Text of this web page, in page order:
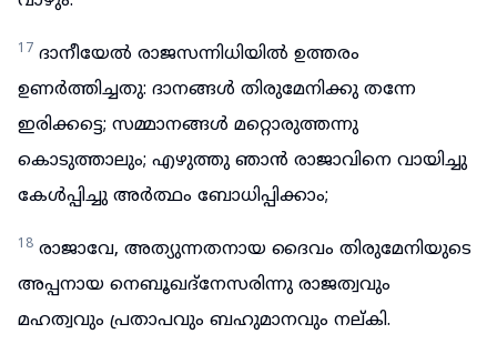
17 ദാനീയേൽ രാജസന്നിധിയിൽ ഉത്തരം
ഉണർത്തിച്ചതു: ദാനങ്ങൾ തിരുമേനിക്കു തന്നേ
ഇരിക്കട്ടെ; സമ്മാനങ്ങൾ മറ്റൊരുത്തന്നു
കൊടുത്താലും; എഴുത്തു ഞാൻ രാജാവിനെ വായിച്ചു
കേൾപ്പിച്ചു അർത്ഥം ബോധിപ്പിക്കാം;
18 രാജാവേ, അത്യുന്നതനായ ദൈവം തിരുമേനിയുടെ
അപ്പനായ നെബൂഖദ്നേസരിന്നു രാജത്വവും
മഹത്വവും പ്രതാപവും ബഹുമാനവും നല്കി.